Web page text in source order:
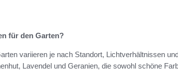
für den Garten?
variieren je nach Standort, Lichtverhältnissen
Lavendel und Geranien, die sowohl schöne